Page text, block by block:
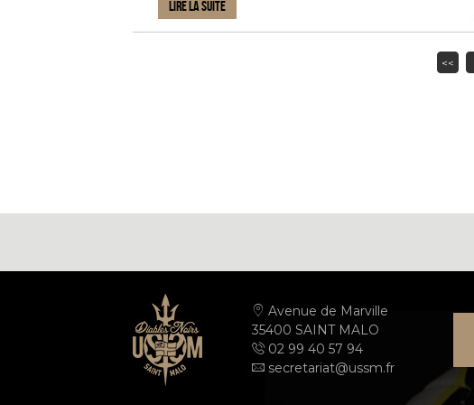
LIRE LA SUITE
<<
Avenue de Marville
35400 SAINT MALO
02 99 40 57 94
secretariat@ussm.fr